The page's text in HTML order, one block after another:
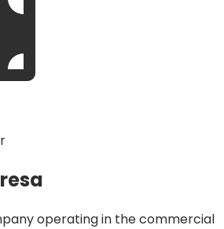
operating in the commercial